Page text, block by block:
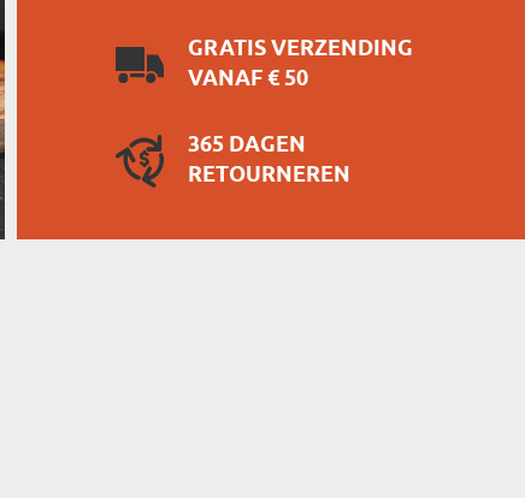
GRATIS VERZENDING
VANAF € 50
365 DAGEN
RETOURNEREN